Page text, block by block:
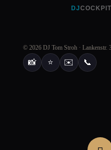
DJCOCKPIT
© 2026 DJ Tom Stroh · Lankenstr.
📸 ⭐ ✉️ 📞